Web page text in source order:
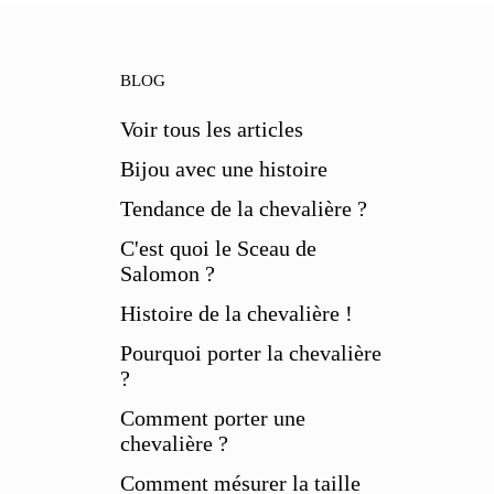
BLOG
Voir tous les articles
Bijou avec une histoire
Tendance de la chevalière ?
C'est quoi le Sceau de
Salomon ?
Histoire de la chevalière !
Pourquoi porter la chevalière
?
Comment porter une
chevalière ?
Comment mésurer la taille